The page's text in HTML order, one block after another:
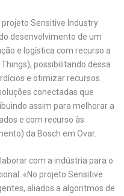
Sensitive Industry
desenvolvimento de um
e logística com recurso a
possibilitando dessa
e otimizar recursos.
conectadas que
assim para melhorar a
e com recurso às
da Bosch em Ovar.
com a indústria para o
«No projeto Sensitive
aliados a algoritmos de